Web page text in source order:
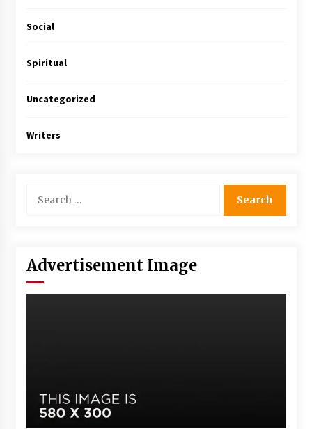
Social
Spiritual
Uncategorized
Writers
Advertisement Image